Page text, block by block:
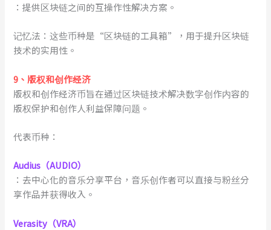
：提供区块链之间的互操作性解决方案。
记忆法：这些币种是“区块链的工具箱”，用于提升区块链
技术的实用性。
9 、 版权和创作经济
版权和创作经济币旨在通过区块链技术解决数字创作内容的
版权保护和创作人利益保障问题。
代表币种：
Audius（AUDIO）
：去中心化的音乐分享平台，音乐创作者可以直接与粉丝分
享作品并获得收入。
Verasity（VRA）